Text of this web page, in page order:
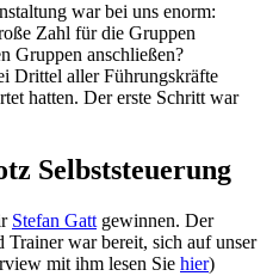
war bei uns enorm:
Zahl für die Gruppen
Gruppen anschließen?
Drittel aller Führungskräfte
hatten. Der erste Schritt war
Selbststeuerung
Stefan Gatt gewinnen. Der
Trainer war bereit, sich auf unser
mit ihm lesen Sie hier)